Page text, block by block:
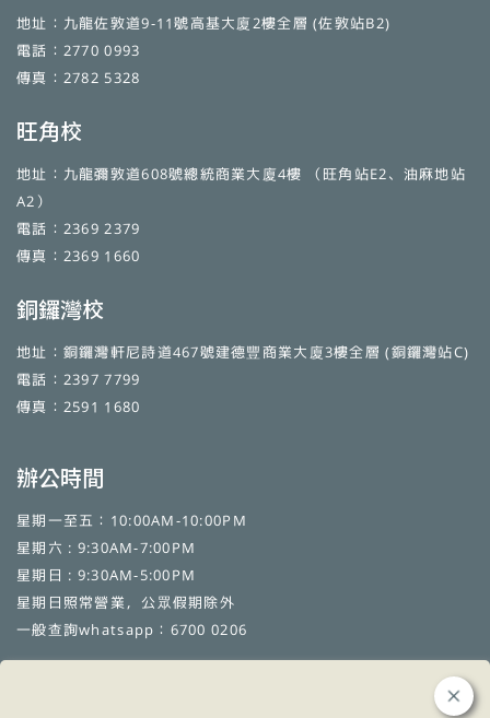
地址：九龍佐敦道9-11號高基大廈2樓全層 (佐敦站B2)
電話：2770 0993
傳真：2782 5328
旺角校
地址：九龍彌敦道608號總統商業大廈4樓 （旺角站E2、油麻地站
A2）
電話：2369 2379
傳真：2369 1660
銅鑼灣校
地址：銅鑼灣軒尼詩道467號建德豐商業大廈3樓全層 (銅鑼灣站C)
電話：2397 7799
傳真：2591 1680
辦公時間
星期一至五：10:00AM-10:00PM
星期六 : 9:30AM-7:00PM
星期日 : 9:30AM-5:00PM
星期日照常營業，公眾假期除外
一般查詢whatsapp：6700 0206